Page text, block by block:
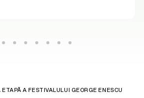
A FESTIVALULUI GEORGE ENESCU